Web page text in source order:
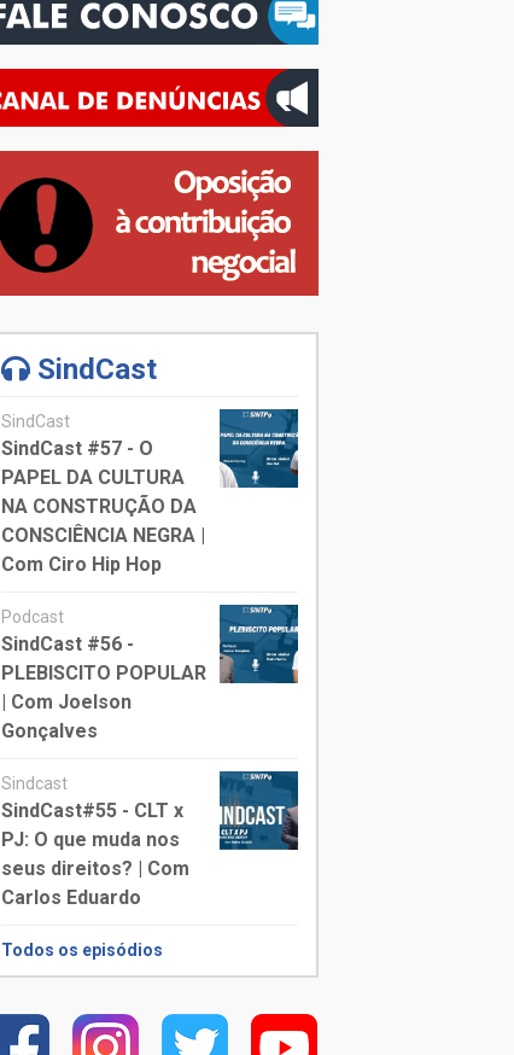
SindCast
SindCast
SindCast #57 - O
PAPEL DA CULTURA
NA CONSTRUÇÃO DA
CONSCIÊNCIA NEGRA |
Com Ciro Hip Hop
Podcast
SindCast #56 -
PLEBISCITO POPULAR
| Com Joelson
Gonçalves
Sindcast
SindCast#55 - CLT x
PJ: O que muda nos
seus direitos? | Com
Carlos Eduardo
Todos os episódios